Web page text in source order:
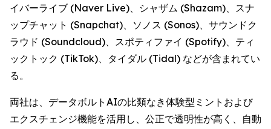
イバーライブ (Naver Live)、シャザム (Shazam)、スナ
ップチャット (Snapchat)、ソノス (Sonos)、サウンドク
ラウド (Soundcloud)、スポティファイ (Spotify)、ティ
ックトック (TikTok)、タイダル (Tidal) などが含まれてい
る。
両社は、データボルトAIの比類なき体験型ミントおよび
エクスチェンジ機能を活用し、公正で透明性が高く、自動